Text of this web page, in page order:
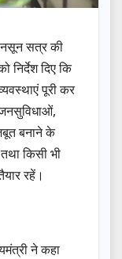
सत्र की
निर्देश दिए कि
पूरी कर
बनाने के
किसी भी
रहें।
ने कहा